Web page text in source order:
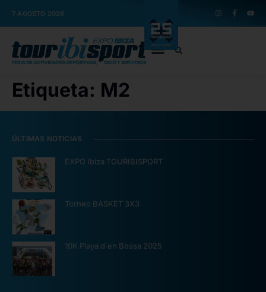
7 AGOSTO 2026
Etiqueta: M2
ÚLTIMAS NOTICIAS
EXPO Ibiza TOURIBISPORT
Torneo BASKET 3X3
10K Playa d´en Bossa 2025